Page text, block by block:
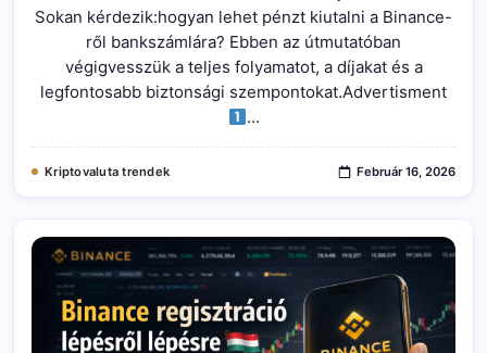
Számlára
–
Teljes
Útmutató
Magyar
Felhasználóknak
Bejegyzéshez
Sokan kérdezik:hogyan lehet pénzt kiutalni a Binance-
ről bankszámlára? Ebben az útmutatóban
végigvesszük a teljes folyamatot, a díjakat és a
legfontosabb biztonsági szempontokat.Advertisment
…
Kriptovaluta trendek Február 16, 2026